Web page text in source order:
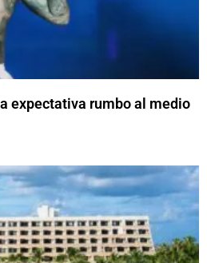
expectativa rumbo al medio